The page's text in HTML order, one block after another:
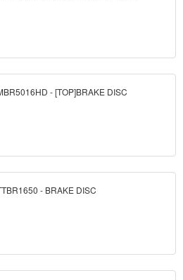
- [TOP]BRAKE DISC
- BRAKE DISC